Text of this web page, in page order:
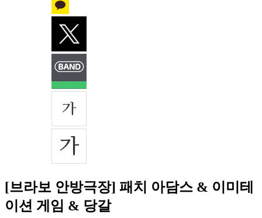
[브라보 안방극장] 패치 아담스 & 이미테
이션 게임 & 당갈